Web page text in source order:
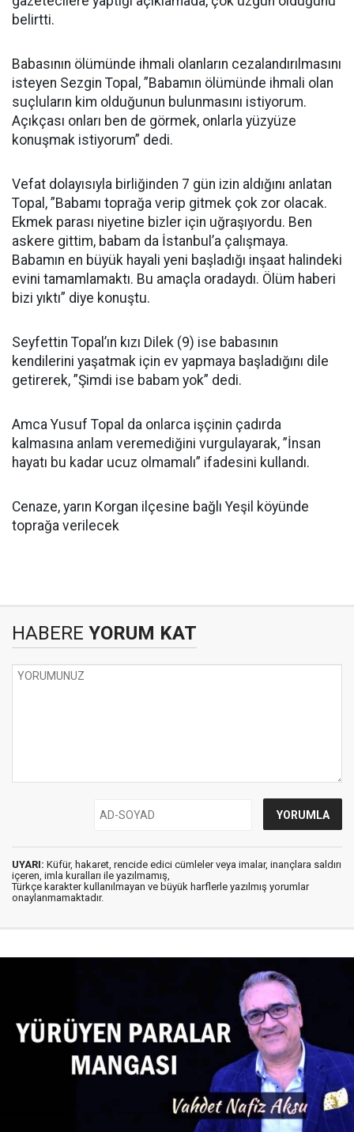
belirtti.
Babasının ölümünde ihmali olanların cezalandırılmasını
isteyen Sezgin Topal, ”Babamın ölümünde ihmali olan
suçluların kim olduğunun bulunmasını istiyorum.
Açıkçası onları ben de görmek, onlarla yüzyüze
konuşmak istiyorum” dedi.
Vefat dolayısıyla birliğinden 7 gün izin aldığını anlatan
Topal, ”Babamı toprağa verip gitmek çok zor olacak.
Ekmek parası niyetine bizler için uğraşıyordu. Ben
askere gittim, babam da İstanbul’a çalışmaya.
Babamın en büyük hayali yeni başladığı inşaat halindeki
evini tamamlamaktı. Bu amaçla oradaydı. Ölüm haberi
bizi yıktı” diye konuştu.
Seyfettin Topal’ın kızı Dilek (9) ise babasının
kendilerini yaşatmak için ev yapmaya başladığını dile
getirerek, ”Şimdi ise babam yok” dedi.
Amca Yusuf Topal da onlarca işçinin çadırda
kalmasına anlam veremediğini vurgulayarak, ”İnsan
hayatı bu kadar ucuz olmamalı” ifadesini kullandı.
Cenaze, yarın Korgan ilçesine bağlı Yeşil köyünde
toprağa verilecek
HABERE YORUM KAT
UYARI: Küfür, hakaret, rencide edici cümleler veya imalar, inançlara saldırı
içeren, imla kuralları ile yazılmamış,
Türkçe karakter kullanılmayan ve büyük harflerle yazılmış yorumlar
onaylanmamaktadır.